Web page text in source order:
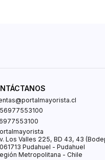
Los Valles 225, BD 43, 43
Pudahuel - Pudahuel
Metropolitana - Chile